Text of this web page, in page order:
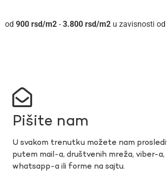
900 rsd - 3.800 rsd u zavisnosti od
Pišite nam
U svakom trenutku možete nam
putem mail-a, društvenih mreža, viber-a,
whatsapp-a ili forme na sajtu.